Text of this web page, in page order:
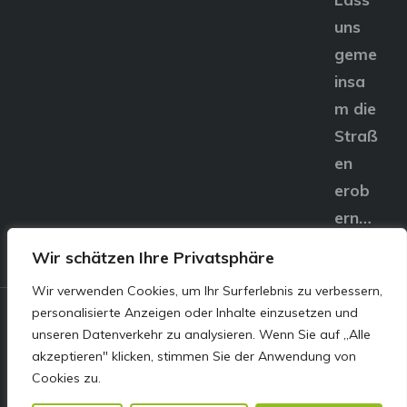
Wir schätzen Ihre Privatsphäre
Wir verwenden Cookies, um Ihr Surferlebnis zu verbessern,
personalisierte Anzeigen oder Inhalte einzusetzen und
unseren Datenverkehr zu analysieren. Wenn Sie auf „Alle
akzeptieren" klicken, stimmen Sie der Anwendung von
Cookies zu.
uns
geme
insa
m die
Straß
en
erob
ern…
© E&S Motors GmbH,
Linzer Straße 83 4240
Freistadt